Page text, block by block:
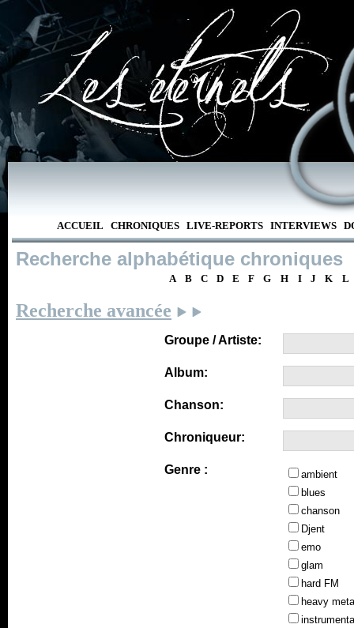
ACCUEIL CHRONIQUES LIVE-REPORTS INTERVIEWS
Recherche alphabétique chroniques
A B C D E F G H I J K L
Recherche avancée
Groupe / Artiste:
Album:
Chanson:
Chroniqueur:
Genre :
ambient
blues
chanson
Djent
emo
glam
hard FM
heavy